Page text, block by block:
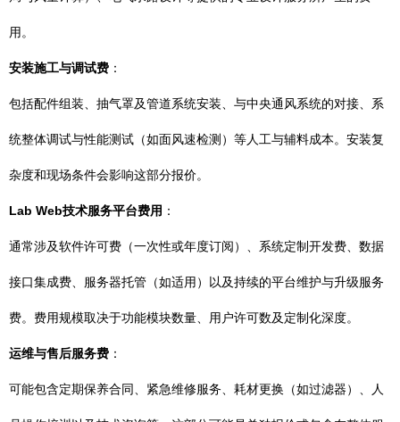
用。
安装施工与调试费 ：
包括配件组装、抽气罩及管道系统安装、与中央通风系统的对接、系
统整体调试与性能测试（如面风速检测）等人工与辅料成本。安装复
杂度和现场条件会影响这部分报价。
Lab Web技术服务平台费用 ：
通常涉及软件许可费（一次性或年度订阅）、系统定制开发费、数据
接口集成费、服务器托管（如适用）以及持续的平台维护与升级服务
费。费用规模取决于功能模块数量、用户许可数及定制化深度。
运维与售后服务费 ：
可能包含定期保养合同、紧急维修服务、耗材更换（如过滤器）、人